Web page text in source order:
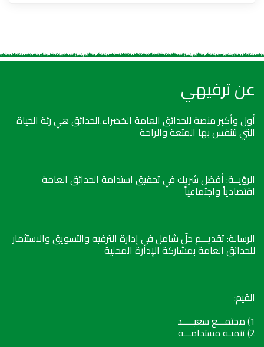
عن ترفيهي
أول وأكبر منصة للحدائق العامة الخضراء.الحدائق هي رئة الحياة
التي نتنفس بها المتعة والراحة
الرؤيــة: أفضل شريك في تحقيق استدامة الحدائق العامة
اقتصادياً واجتماعياً
الرسالة: تقديـــم حلّ شامل في إدارة الترفيه والتسويق والاستثمار
للحدائق العامة بمشاركة الإدارة المحلية
القيم:
1) مجتمـــع سعيـــــد
2) تنميـة مستدامـــة